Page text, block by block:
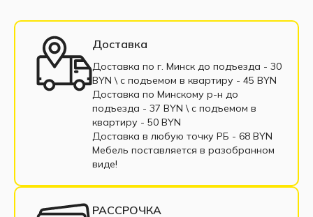
Большие угловые диваны
Маленькие угловые диваны
Угловые диваны еврокнижка
Угловые диваны выкатные
Угловые диваны тик-так
Угловой диван бежевый
Доставка
Доставка по г. Минск до подъезда - 30
BYN \ c подъемом в квартиру - 45 BYN
Доставка по Минскому р-н до
подъезда - 37 BYN \ c подъемом в
квартиру - 50 BYN
Доставка в любую точку РБ - 68 BYN
Мебель поставляется в разобранном
виде!
РАССРОЧКА